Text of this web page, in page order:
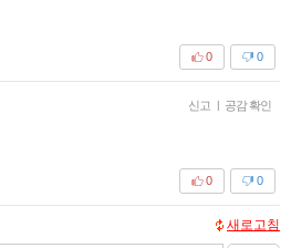
0
0
신고 | 공감 확인
0
0
새로고침